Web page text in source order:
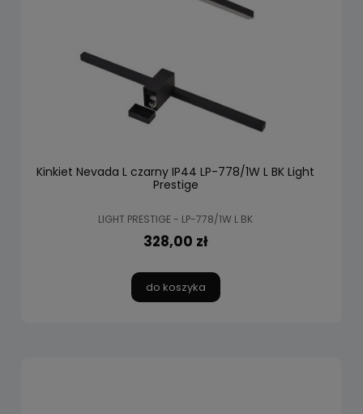
Kinkiet Nevada L czarny IP44 LP-778/1W L BK Light
Prestige
LIGHT PRESTIGE - LP-778/1W L BK
328,00 zł
do koszyka